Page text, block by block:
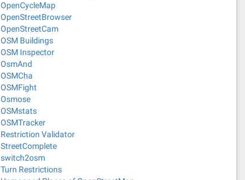
OpenCycleMap
OpenStreetBrowser
OpenStreetCam
OSM Buildings
OSM Inspector
OsmAnd
OSMCha
OSMFight
Osmose
OSMstats
OSMTracker
Restriction Validator
StreetComplete
switch2osm
Turn Restrictions